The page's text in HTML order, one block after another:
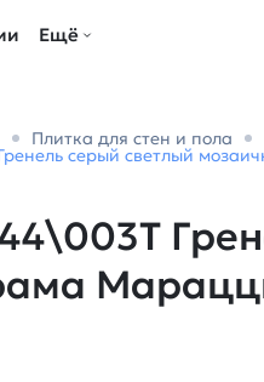
Ещё
Плитка для стен и пола
серый светлый